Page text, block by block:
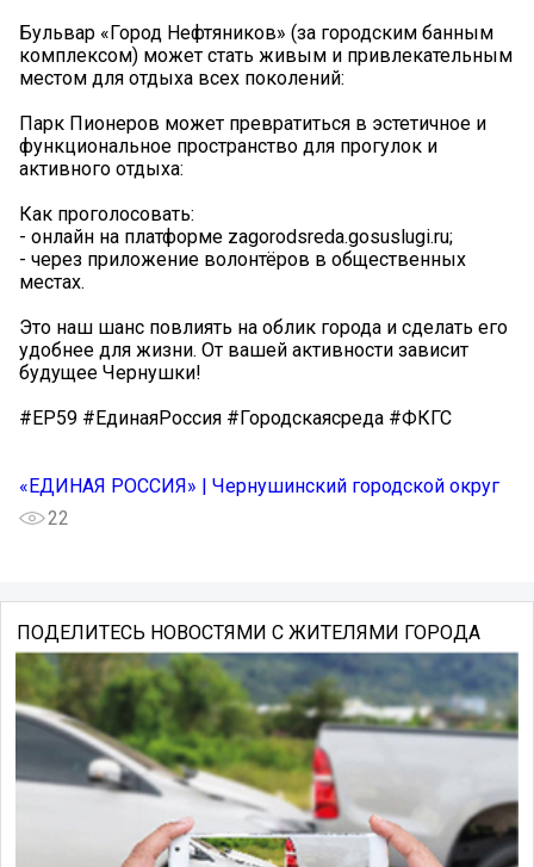
Бульвар «Город Нефтяников» (за городским банным
комплексом) может стать живым и привлекательным
местом для отдыха всех поколений:
Парк Пионеров может превратиться в эстетичное и
функциональное пространство для прогулок и
активного отдыха:
Как проголосовать:
- онлайн на платформе zagorodsreda.gosuslugi.ru;
- через приложение волонтёров в общественных
местах.
Это наш шанс повлиять на облик города и сделать его
удобнее для жизни. От вашей активности зависит
будущее Чернушки!
#ЕР59 #ЕдинаяРоссия #Городскаясреда #ФКГС
«ЕДИНАЯ РОССИЯ» | Чернушинский городской округ
22
ПОДЕЛИТЕСЬ НОВОСТЯМИ С ЖИТЕЛЯМИ ГОРОДА